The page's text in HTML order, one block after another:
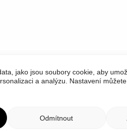
jako jsou soubory cookie, aby
a analýzu. Nastavení
Odmítnout